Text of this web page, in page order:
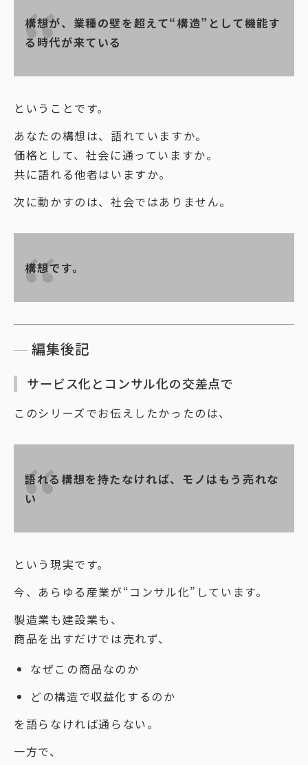
構想が、業種の壁を超えて“構造”として機能す
る時代が来ている
ということです。
あなたの構想は、語れていますか。
価格として、社会に通っていますか。
共に語れる他者はいますか。
次に動かすのは、社会ではありません。
構想です。
編集後記
サービス化とコンサル化の交差点で
このシリーズでお伝えしたかったのは、
語れる構想を持たなければ、モノはもう売れな
い
という現実です。
今、あらゆる産業が“コンサル化”しています。
製造業も建設業も、
商品を出すだけでは売れず、
なぜこの商品なのか
どの構造で収益化するのか
を語らなければ通らない。
一方で、